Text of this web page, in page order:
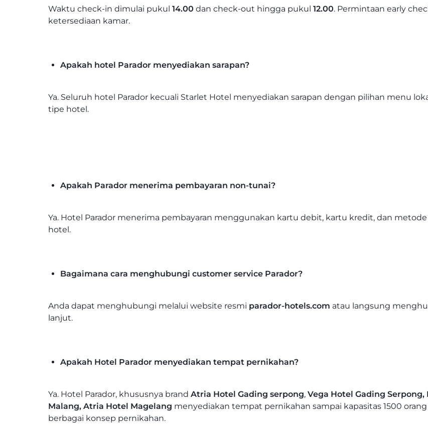
Waktu check-in dimulai pukul 14.00 dan check-out hingga pukul 12.00. Permintaan early
ketersediaan kamar.
Apakah hotel Parador menyediakan sarapan?
Ya. Seluruh hotel Parador kecuali Starlet Hotel menyediakan sarapan dengan pilihan menu
tipe hotel.
Apakah Parador menerima pembayaran non-tunai?
Ya. Hotel Parador menerima pembayaran menggunakan kartu debit, kartu kredit, dan
hotel.
Bagaimana cara menghubungi customer service Parador?
Anda dapat menghubungi melalui website resmi parador-hotels.com atau langsung
lanjut.
Apakah Hotel Parador menyediakan tempat pernikahan?
Ya. Hotel Parador, khususnya brand Atria Hotel Gading serpong, Vega Hotel Gading
Malang, Atria Hotel Magelang menyediakan tempat pernikahan sampai kapasitas 1500
berbagai konsep pernikahan.